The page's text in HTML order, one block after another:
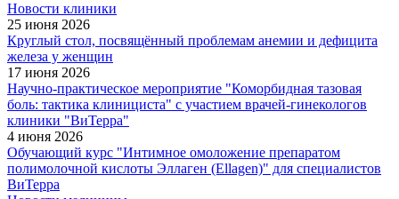
Новости клиники
25 июня 2026
Круглый стол, посвящённый проблемам анемии и дефицита
железа у женщин
17 июня 2026
Научно-практическое мероприятие "Коморбидная тазовая
боль: тактика клинициста" с участием врачей-гинекологов
клиники "ВиТерра"
4 июня 2026
Обучающий курс "Интимное омоложение препаратом
полимолочной кислоты Эллаген (Ellagen)" для специалистов
ВиТерра